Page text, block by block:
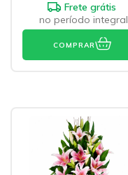
Frete grátis
no período integral
COMPRAR